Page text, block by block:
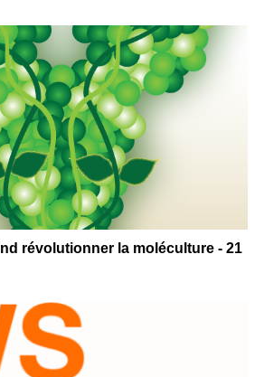
révolutionner la moléculture - 21